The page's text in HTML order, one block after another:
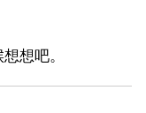
想吧。